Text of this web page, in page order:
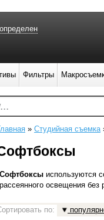
» Студийная съемка
Софтбоксы используются
рассеянного освещения
по:
Фильтры